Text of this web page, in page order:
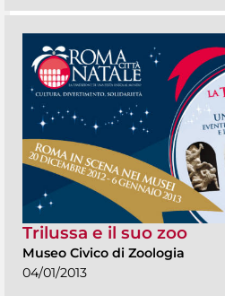
Trilussa e il suo zoo
Museo Civico di Zoologia
04/01/2013